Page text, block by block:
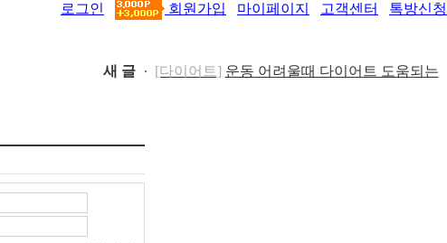
로그인 회원가입 마이페이지 고객센터 톡방신청
새 글 [다이어트] 운동 어려울때 다이어트 도움되는